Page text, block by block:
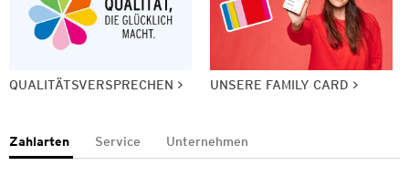
QUALITÄTSVERSPRECHEN UNSERE FAMILY CARD
Zahlarten Service Unternehmen